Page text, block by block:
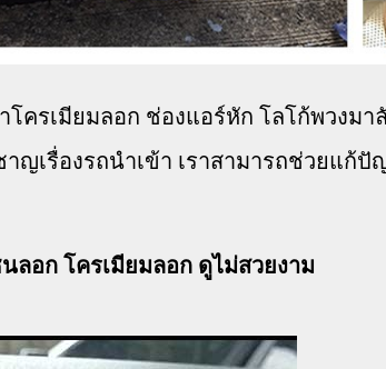
รเมียมลอก ช่องแอร์หัก โลโก้พวงม
าญเรื่องรถนำเข้า เราสามารถช่วยแก้
อก โครเมียมลอก ดูไม่สวยงาม